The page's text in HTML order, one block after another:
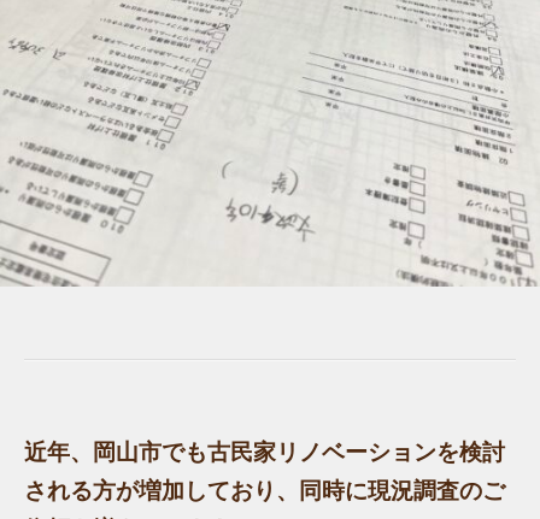
近年、岡山市でも古民家リノベーションを検討
される方が増加 しており、同時に現況調査のご